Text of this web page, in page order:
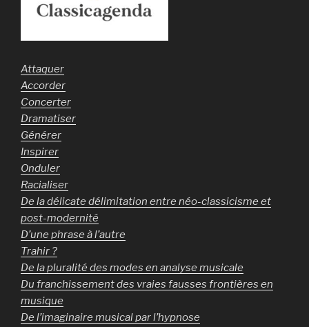
Attaquer
Accorder
Concerter
Dramatiser
Générer
Inspirer
Onduler
Racialiser
De la délicate délimitation entre néo-classicisme et
post-modernité
D’une phrase à l’autre
Trahir ?
De la pluralité des modes en analyse musicale
Du franchissement des vraies fausses frontières en
musique
De l’imaginaire musical par l’hypnose